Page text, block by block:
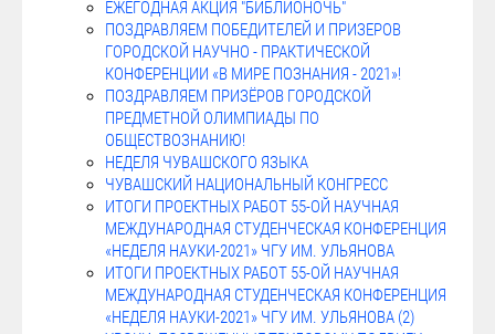
ЕЖЕГОДНАЯ АКЦИЯ "БИБЛИОНОЧЬ"
ПОЗДРАВЛЯЕМ ПОБЕДИТЕЛЕЙ И ПРИЗЕРОВ
ГОРОДСКОЙ НАУЧНО - ПРАКТИЧЕСКОЙ
КОНФЕРЕНЦИИ «В МИРЕ ПОЗНАНИЯ - 2021»!
ПОЗДРАВЛЯЕМ ПРИЗЁРОВ ГОРОДСКОЙ
ПРЕДМЕТНОЙ ОЛИМПИАДЫ ПО
ОБЩЕСТВОЗНАНИЮ!
НЕДЕЛЯ ЧУВАШСКОГО ЯЗЫКА
ЧУВАШСКИЙ НАЦИОНАЛЬНЫЙ КОНГРЕСС
ИТОГИ ПРОЕКТНЫХ РАБОТ 55-ОЙ НАУЧНАЯ
МЕЖДУНАРОДНАЯ СТУДЕНЧЕСКАЯ КОНФЕРЕНЦИЯ
«НЕДЕЛЯ НАУКИ-2021» ЧГУ ИМ. УЛЬЯНОВА
ИТОГИ ПРОЕКТНЫХ РАБОТ 55-ОЙ НАУЧНАЯ
МЕЖДУНАРОДНАЯ СТУДЕНЧЕСКАЯ КОНФЕРЕНЦИЯ
«НЕДЕЛЯ НАУКИ-2021» ЧГУ ИМ. УЛЬЯНОВА (2)